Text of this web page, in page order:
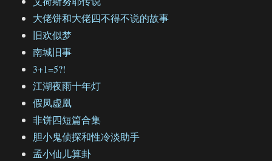
大佬饼和大佬四不得不说的故事
旧欢似梦
南城旧事
3+1=5?!
江湖夜雨十年灯
假凤虚凰
非饼四短篇合集
胆小鬼侦探和性冷淡助手
孟小仙儿算卦